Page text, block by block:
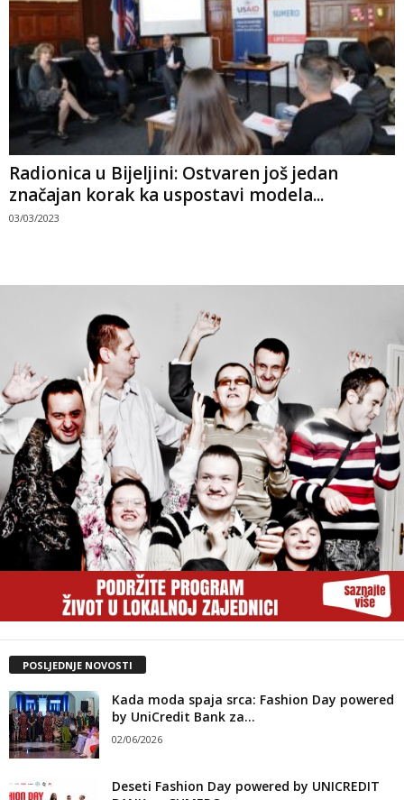
Radionica u Bijeljini: Ostvaren još jedan
značajan korak ka uspostavi modela...
03/03/2023
POSLJEDNJE NOVOSTI
Kada moda spaja srca: Fashion Day powered
by UniCredit Bank za...
02/06/2026
Deseti Fashion Day powered by UNICREDIT